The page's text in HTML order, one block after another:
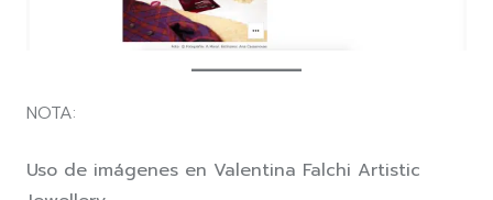
NOTA:
Uso de imágenes en Valentina Falchi Artistic